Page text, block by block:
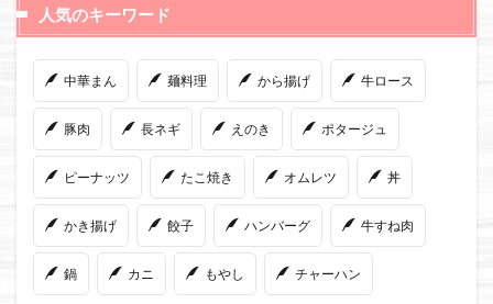
人気のキーワード
中華まん 麺料理 から揚げ 牛ロース
豚肉 長ネギ えのき ポタージュ
ピーナッツ たこ焼き オムレツ 丼
かき揚げ 餃子 ハンバーグ 牛すね肉
鍋 カニ もやし チャーハン